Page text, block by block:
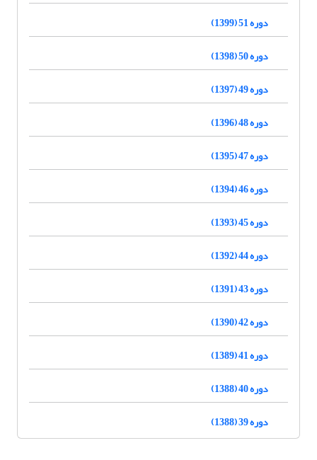
دوره 51 (1399)
دوره 50 (1398)
دوره 49 (1397)
دوره 48 (1396)
دوره 47 (1395)
دوره 46 (1394)
دوره 45 (1393)
دوره 44 (1392)
دوره 43 (1391)
دوره 42 (1390)
دوره 41 (1389)
دوره 40 (1388)
دوره 39 (1388)